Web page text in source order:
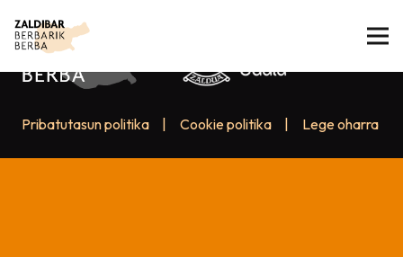
Pribatutasun politika Cookie politika Lege oharra